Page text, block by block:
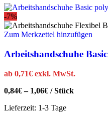
-7%
Zum Merkzettel hinzufügen
Arbeitshandschuhe Basic
ab 0,71€ exkl. MwSt.
0,84€– 1,06€ /Stück
Lieferzeit: 1-3 Tage